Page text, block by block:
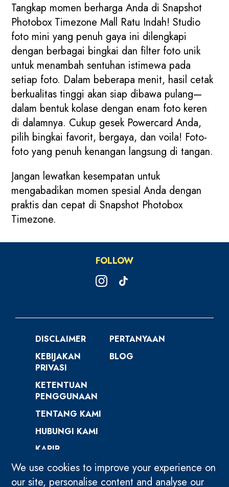
We use cookies to improve your experience on
our site, personalise content and analyse our
Tangkap momen berharga Anda di Snapshot
Photobox Timezone Mall Ratu Indah! Studio
foto mini yang penuh gaya ini dilengkapi
dengan berbagai bingkai dan filter foto unik
untuk menambah sentuhan istimewa pada
setiap foto. Dalam beberapa menit, hasil cetak
berkualitas tinggi akan siap dibawa pulang—
dalam bentuk kolase dengan enam foto keren
di dalamnya. Cukup gesek Powercard Anda,
pilih bingkai favorit, bergaya, dan voila! Foto-
foto yang penuh kenangan langsung di tangan.
Jangan lewatkan kesempatan untuk
mengabadikan momen spesial Anda dengan
praktis dan cepat di Snapshot Photobox
Timezone.
FOLLOW
DISCLAIMER
KEBIJAKAN
PRIVASI
KETENTUAN
PENGGUNAAN
PERTANYAAN
BLOG
TENTANG KAMI
HUBUNGI KAMI
KARIR